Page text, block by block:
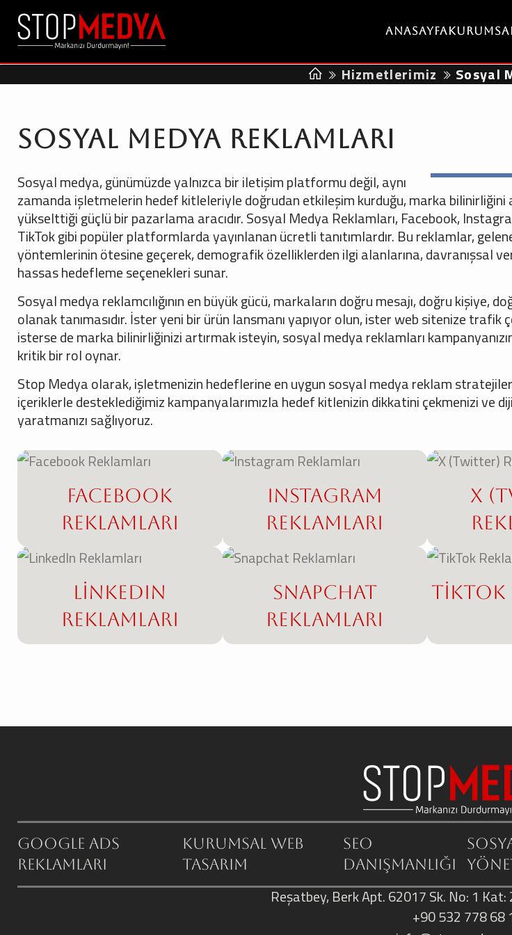
Anasayfa
Hizmetlerimiz Sosyal
Sosyal Medya Reklamları
Sosyal medya, günümüzde yalnızca bir iletişim platformu değil, aynı
zamanda işletmelerin hedef kitleleriyle doğrudan etkileşim kurduğu, marka bilinirliğini
yükselttiği güçlü bir pazarlama aracıdır. Sosyal Medya Reklamları, Facebook,
TikTok gibi popüler platformlarda yayınlanan ücretli tanıtımlardır. Bu reklamlar,
yöntemlerinin ötesine geçerek, demografik özelliklerden ilgi alanlarına, davranışsal
hassas hedefleme seçenekleri sunar.
Sosyal medya reklamcılığının en büyük gücü, markaların doğru mesajı, doğru kişiye,
olanak tanımasıdır. İster yeni bir ürün lansmanı yapıyor olun, ister web sitenize
isterse de marka bilinirliğinizi artırmak isteyin, sosyal medya reklamları
kritik bir rol oynar.
Stop Medya olarak, işletmenizin hedeflerine en uygun sosyal medya reklam
içeriklerle desteklediğimiz kampanyalarımızla hedef kitlenizin dikkatini çekmenizi ve
yaratmanızı sağlıyoruz.
Facebook
Reklamları
Instagram
Reklamları
X
LinkedIn
Reklamları
Snapchat
Reklamları
TikTok
Google ADS
Reklamları
Kurumsal Web
Tasarım
SEO
Danışmanlığı
Reşatbey, Berk Apt. 62017 Sk. No: 1
+90 532 778 68